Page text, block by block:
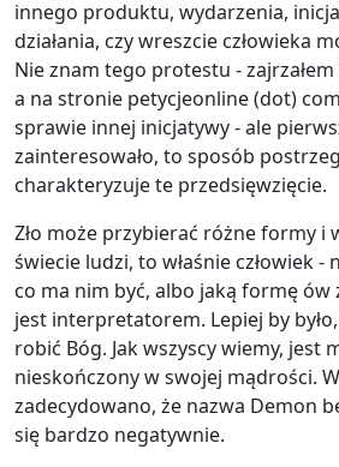
innego produktu, wydarzenia,
działania, czy wreszcie człowieka
Nie znam tego protestu -
a na stronie petycjeonline (dot)
sprawie innej inicjatywy - ale
zainteresowało, to sposób
charakteryzuje te przedsięwzięcie.
Zło może przybierać różne formy i
świecie ludzi, to właśnie człowiek -
co ma nim być, albo jaką formę ów
jest interpretatorem. Lepiej by
robić Bóg. Jak wszyscy wiemy, jest
nieskończony w swojej mądrości.
zadecydowano, że nazwa Demon
się bardzo negatywnie.